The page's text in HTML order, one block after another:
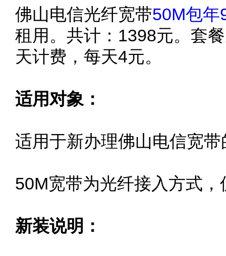
佛山电信光纤宽带50M包年
租用。共计：1398元。套
天计费，每天4元。
适用对象：
适用于新办理佛山电信宽
50M宽带为光纤接入方式
新装说明：